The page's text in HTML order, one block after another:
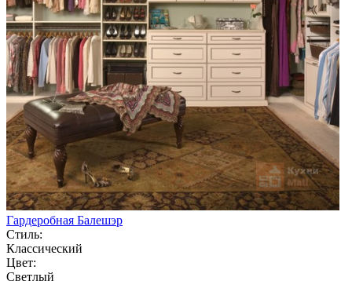
Гардеробная Балешэр
Стиль:
Классический
Цвет:
Светлый